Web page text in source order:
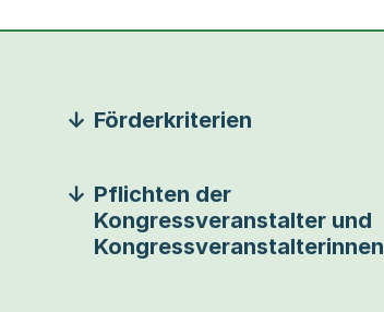
Förderkriterien
Pflichten der
Kongressveranstalter und
Kongressveranstalterinnen